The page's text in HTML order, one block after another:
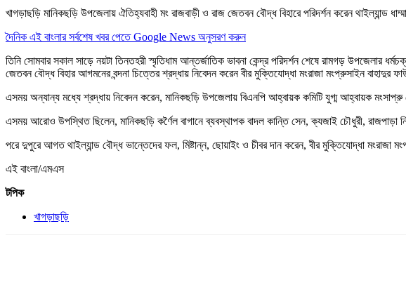
খাগড়াছড়ি মানিকছড়ি উপজেলায় ঐতিহ্যবাহী মং রাজবাড়ী ও রাজ জেতবন বৌদ্ধ বিহারে পরিদর্শন করেন থাইল্যান্ড
দৈনিক এই বাংলার সর্বশেষ খবর পেতে Google News অনুসরণ করুন
তিনি সোমবার সকাল সাড়ে নয়টা তিনতহরী স্মৃতিধাম আন্তর্জাতিক ভাবনা কেন্দ্র পরিদর্শন শেষে রামগড় উপজেলার
জেতবন বৌদ্ধ বিহার আগমনের বন্দনা চিত্তের শ্রদ্ধায় নিবেদন করেন বীর মুক্তিযোদ্ধা মংরাজা মংপ্রুসাইন বাহাদুর
এসময় অন্যান্য মধ্যে শ্রদ্ধায় নিবেদন করেন, মানিকছড়ি উপজেলায় বিএনপি আহ্বায়ক কমিটি যুগ্ম আহ্বায়ক মংসাপ্রু
এসময় আরোও উপস্থিত ছিলেন, মানিকছড়ি কর্ণৈল বাগানে ব্যবস্থাপক বাদল কান্তি সেন, ক্যজাই চৌধুরী, রাজপাড়া
পরে দুপুরে আগত থাইল্যান্ড বৌদ্ধ ভান্তেদের ফল, মিষ্টান্ন, ছোয়াইং ও চীবর দান করেন, বীর মুক্তিযোদ্ধা মংরাজা
এই বাংলা/এমএস
টপিক
খাগড়াছড়ি